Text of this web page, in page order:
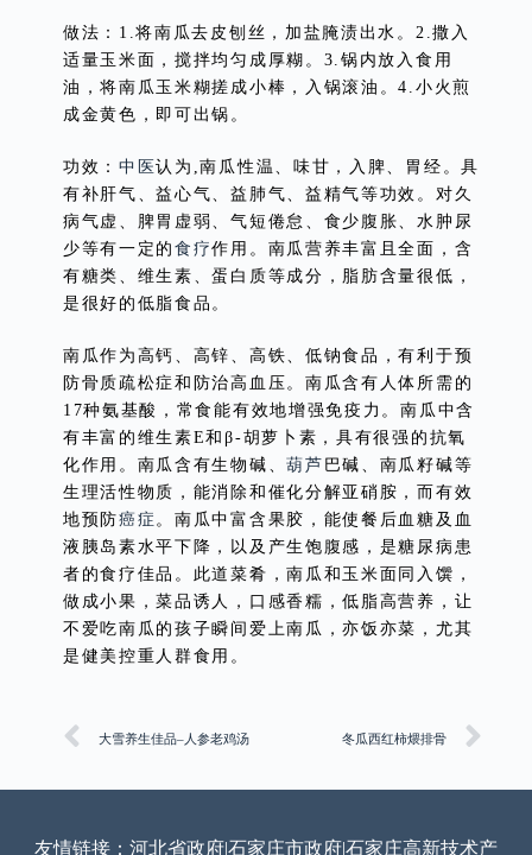
做法：1.将南瓜去皮刨丝，加盐腌渍出水。2.撒入
适量玉米面，搅拌均匀成厚糊。3.锅内放入食用
油，将南瓜玉米糊搓成小棒，入锅滚油。4.小火煎
成金黄色，即可出锅。
功效： 中医认为,南瓜性温、味甘，入脾、胃经。具
有补肝气、益心气、益肺气、益精气等功效。对久
病气虚、脾胃虚弱、气短倦怠、食少腹胀、水肿尿
少等有一定的食疗作用。南瓜营养丰富且全面，含
有糖类、维生素、蛋白质等成分，脂肪含量很低，
是很好的低脂食品。
南瓜作为高钙、高锌、高铁、低钠食品，有利于预
防骨质疏松症和防治高血压。南瓜含有人体所需的
17种氨基酸，常食能有效地增强免疫力。南瓜中含
有丰富的维生素E和β-胡萝卜素，具有很强的抗氧
化作用。南瓜含有生物碱、葫芦 巴碱、南瓜籽碱等
生理活性物质，能消除和催化分解亚硝胺，而有效
地预防癌症 。南瓜中富含果胶，能使餐后血糖及血
液胰岛素水平下降，以及产生饱腹感，是糖尿病患
者的食疗佳品。此道菜肴，南瓜和玉米面同入馔，
做成小果，菜品诱人，口感香糯，低脂高营养，让
不爱吃南瓜的孩子瞬间爱上南瓜，亦饭亦菜，尤其
是健美控重人群食用。
大雪养生佳品–人参老鸡汤 冬瓜西红柿煨排骨
友情链接： 河北省政府|石家庄市政府|石家庄高新技术产